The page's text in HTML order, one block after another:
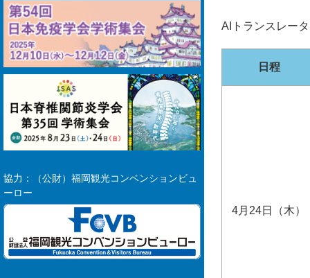
協力：（公財）福岡観光コンベンションビュ
ーロー
AIトランスレー
日程
4月24日（木）